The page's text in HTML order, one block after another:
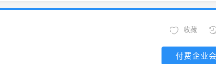
收藏
付费企业